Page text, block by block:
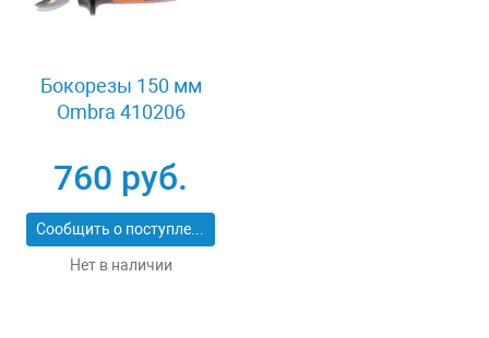
Бокорезы 150 мм
Ombra 410206
760 руб.
Сообщить о поступлении
Нет в наличии